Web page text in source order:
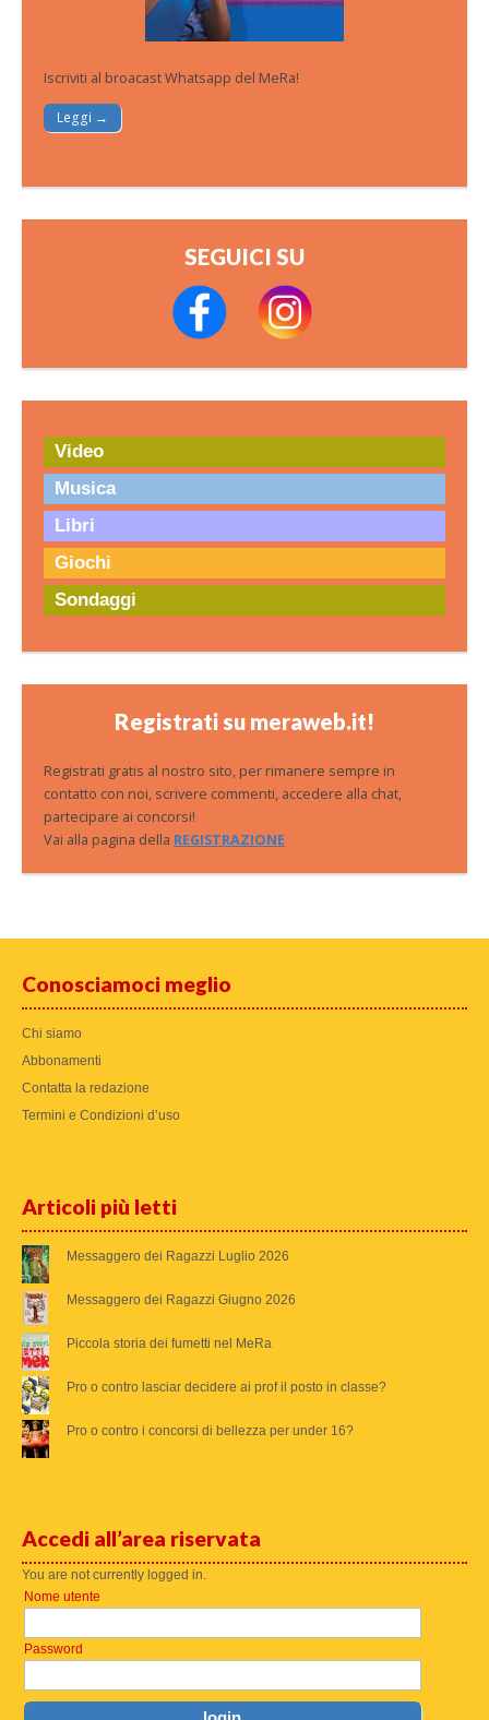
Iscriviti al broacast Whatsapp del MeRa!
Leggi →
SEGUICI SU
Video
Musica
Libri
Giochi
Sondaggi
Registrati su meraweb.it!
Registrati gratis al nostro sito, per rimanere sempre in
contatto con noi, scrivere commenti, accedere alla chat,
partecipare ai concorsi!
Vai alla pagina della REGISTRAZIONE
Conosciamoci meglio
Chi siamo
Abbonamenti
Contatta la redazione
Termini e Condizioni d’uso
Articoli più letti
Messaggero dei Ragazzi Luglio 2026
Messaggero dei Ragazzi Giugno 2026
Piccola storia dei fumetti nel MeRa
Pro o contro lasciar decidere ai prof il posto in classe?
Pro o contro i concorsi di bellezza per under 16?
Accedi all’area riservata
You are not currently logged in.
Nome utente
Password